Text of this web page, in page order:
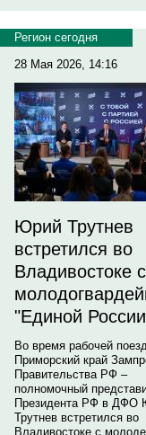
Регион сегодня
28 Мая 2026, 14:16
Юрий Трутнев
встретился во
Владивостоке с
"Единой
Во время рабочей
Приморский край
Правительства РФ –
полномочный
Президента РФ в ДФО
Трутнев встретился во
Владивостоке с